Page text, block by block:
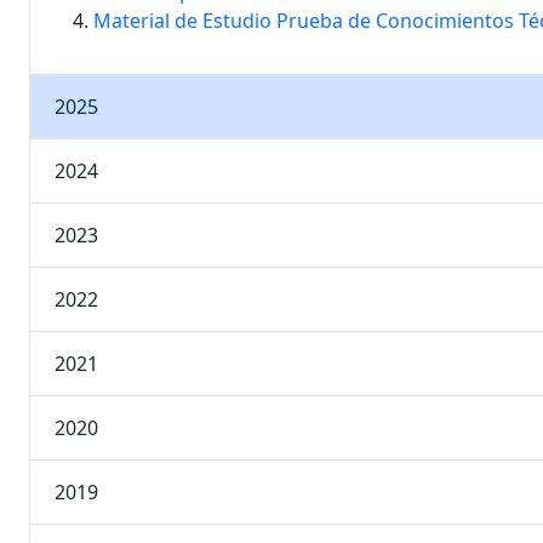
Material de Estudio Prueba de Conocimientos
2025
2024
2023
2022
2021
2020
2019